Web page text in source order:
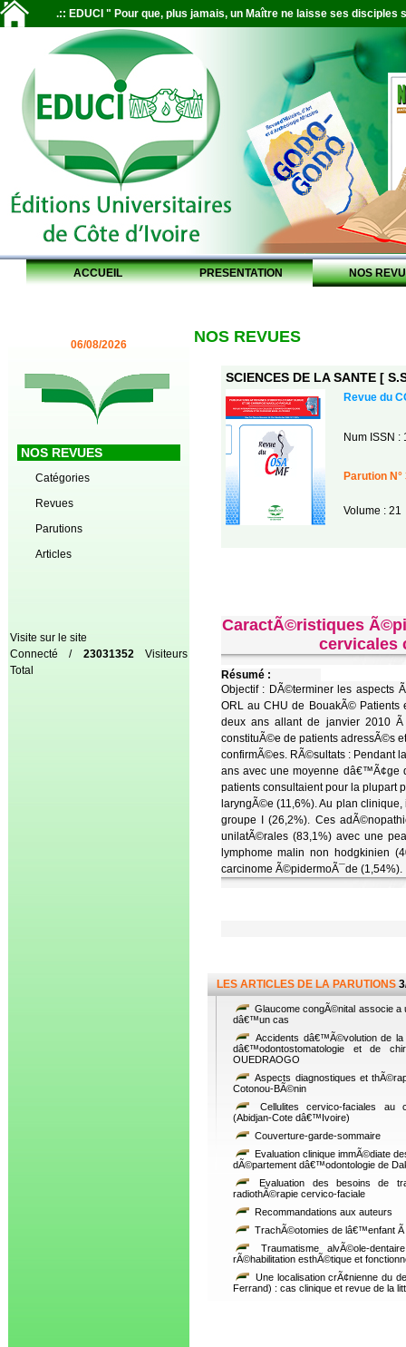
.:: EDUCI " Pour que, plus jamais, un Maître ne laisse ses disciples
ACCUEIL PRESENTATION NOS
06/08/2026
NOS REVUES
Catégories
Revues
Parutions
Articles
Visite sur le site
Connecté / 23031352Visiteurs
Total
NOS REVUES
SCIENCES DE LA SANTE [
Revue du
Num ISSN :
Parution N°
Volume : 21
CaractÃ©ristiques
cervicales
Résumé :
Objectif : DÃ©terminer les aspects
ORL au CHU de BouakÃ©
deux ans allant de janvier 2010
constituÃ©e de patients adressÃ©s
confirmÃ©es. RÃ©sultats : Pendant
ans avec une moyenne dâ€™Ã¢ge
patients consultaient pour la plupart
laryngÃ©e (11,6%). Au plan
groupe I (26,2%). Ces
unilatÃ©rales (83,1%) avec une
lymphome malin non hodgkinien
carcinome Ã©pidermoÃ¯de (1,54%).
LES ARTICLES DE LA PARUTIONS
Glaucome congÃ©nital associe
dâ€™un cas
Accidents dâ€™Ã©volution de
dâ€™odontostomatologie et de
OUEDRAOGO
Aspects diagnostiques et
Cotonou-BÃ©nin
Cellulites cervico-faciales au
(Abidjan-Cote dâ€™Ivoire)
Couverture-garde-sommaire
Evaluation clinique immÃ©diate
dÃ©partement dâ€™odontologie de
Evaluation des besoins de
radiothÃ©rapie cervico-faciale
Recommandations aux auteurs
TrachÃ©otomies de lâ€™enfant
Traumatisme alvÃ©ole-
rÃ©habilitation esthÃ©tique et
Une localisation crÃ¢nienne du
Ferrand) : cas clinique et revue de la